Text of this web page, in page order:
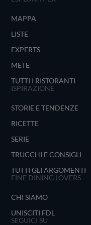
MAPPA
LISTE
EXPERTS
METE
TUTTI I RISTORANTI
ISPIRAZIONE
STORIE E TENDENZE
RICETTE
SERIE
TRUCCHI E CONSIGLI
TUTTI GLI ARGOMENTI
FINE DINING LOVERS
CHI SIAMO
UNISCITI FDL
SEGUICI SU